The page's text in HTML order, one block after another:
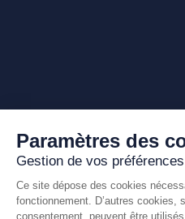
Paramètres des
Gestion de vos préférences
Ce site dépose des cookies
fonctionnement. D’autres cookies,
consentement, peuvent être